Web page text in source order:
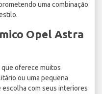
uma combinação
Opel Astra
oferece muitos
ou uma pequena
com seus interiores